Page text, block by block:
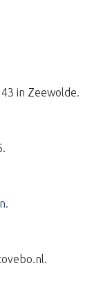
in Zeewolde.